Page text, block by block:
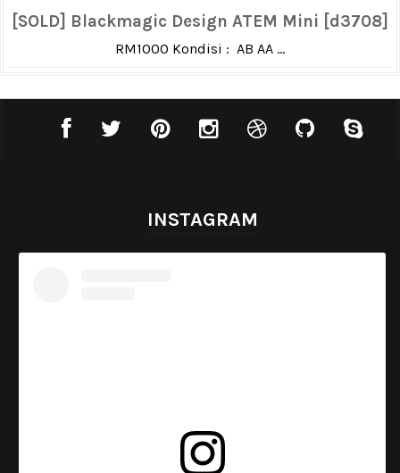
[SOLD] Blackmagic Design ATEM Mini [d3708]
RM1000 Kondisi : AB AA ...
INSTAGRAM